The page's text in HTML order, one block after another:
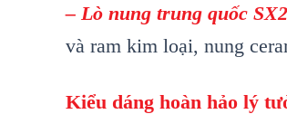
– Lò nung trung quốc
và ram kim loại, nung
Kiểu dáng hoàn hảo lý